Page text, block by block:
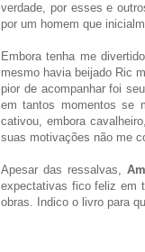
verdade, por esses e
por um homem que
Embora tenha me
mesmo havia beijado Ric
pior de acompanhar foi
em tantos momentos se
cativou, embora
suas motivações não me
Apesar das ressalvas,
expectativas fico feliz em
obras. Indico o livro para